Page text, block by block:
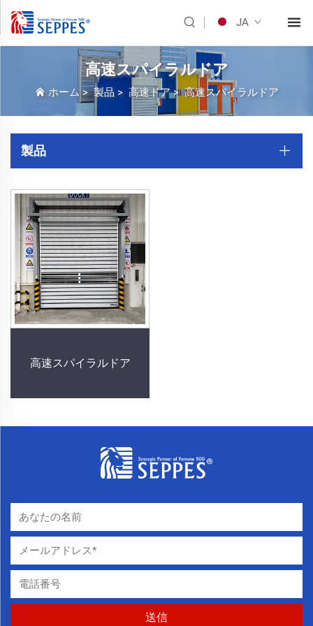
JA
高速スパイラルドア
ホーム>製品 > 高速ドア>高速スパイラルドア
製品
高速スパイラルドア